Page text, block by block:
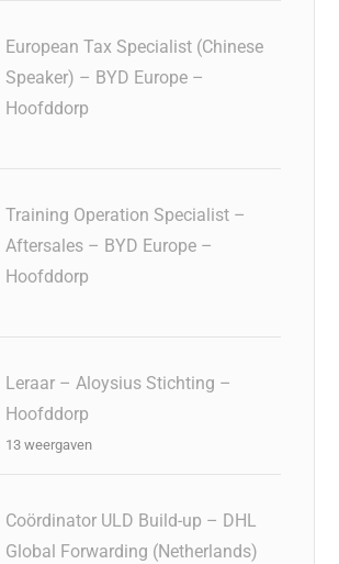
European Tax Specialist (Chinese
Speaker) – BYD Europe –
Hoofddorp
Training Operation Specialist –
Aftersales – BYD Europe –
Hoofddorp
Leraar – Aloysius Stichting –
Hoofddorp
13 weergaven
Coördinator ULD Build-up – DHL
Global Forwarding (Netherlands)